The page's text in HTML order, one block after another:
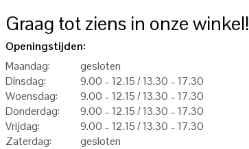
Graag tot ziens in onze winkel!
Openingstijden:
Maandag:
Dinsdag:
Woensdag:
Donderdag:
Vrijdag:
Zaterdag:
gesloten
9.00 – 12.15 / 13.30 – 17.30
9.00 – 12.15 / 13.30 – 17.30
9.00 – 12.15 / 13.30 – 17.30
9.00 – 12.15 / 13.30 – 17.30
gesloten